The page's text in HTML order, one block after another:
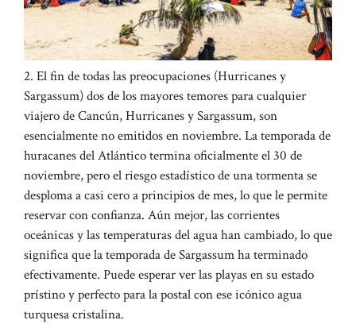
2. El fin de todas las preocupaciones (Hurricanes y
Sargassum) dos de los mayores temores para cualquier
viajero de Cancún, Hurricanes y Sargassum, son
esencialmente no emitidos en noviembre. La temporada de
huracanes del Atlántico termina oficialmente el 30 de
noviembre, pero el riesgo estadístico de una tormenta se
desploma a casi cero a principios de mes, lo que le permite
reservar con confianza. Aún mejor, las corrientes
oceánicas y las temperaturas del agua han cambiado, lo que
significa que la temporada de Sargassum ha terminado
efectivamente. Puede esperar ver las playas en su estado
prístino y perfecto para la postal con ese icónico agua
turquesa cristalina.